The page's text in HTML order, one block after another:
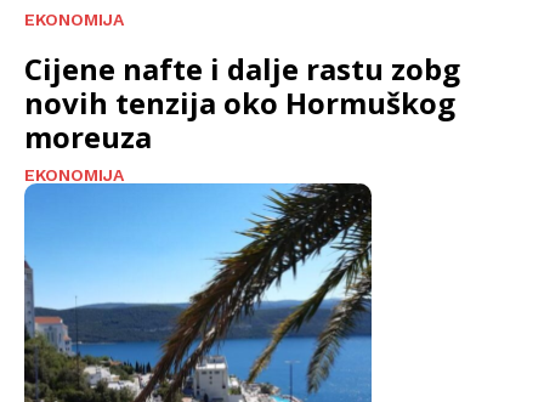
EKONOMIJA
Cijene nafte i dalje rastu zobg
novih tenzija oko Hormuškog
moreuza
EKONOMIJA